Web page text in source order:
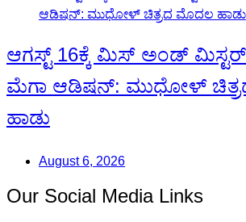
ಆಗಸ್ಟ್ 16ಕ್ಕೆ ಮಿಸ್ ಅಂಡ್
ಮೆಗಾ ಆಡಿಷನ್: ಮುಧೋಳ್
ಹಾಡು
August 6, 2026
Our Social Media Links